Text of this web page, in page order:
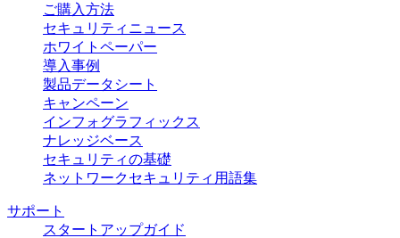
ご購入方法
セキュリティニュース
ホワイトペーパー
導入事例
製品データシート
キャンペーン
インフォグラフィックス
ナレッジベース
セキュリティの基礎
ネットワークセキュリティ用語集
サポート
スタートアップガイド